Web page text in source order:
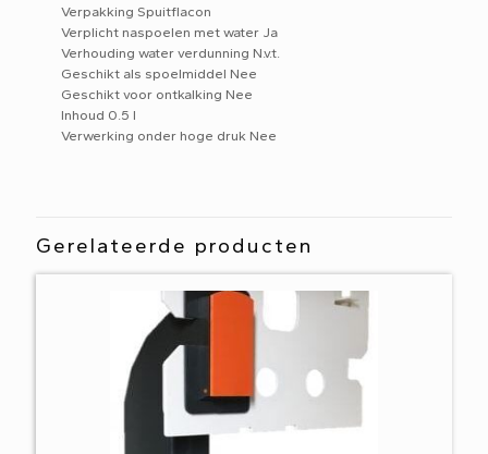
Verpakking Spuitflacon
Verplicht naspoelen met water Ja
Verhouding water verdunning N.v.t.
Geschikt als spoelmiddel Nee
Geschikt voor ontkalking Nee
Inhoud 0.5 l
Verwerking onder hoge druk Nee
Gerelateerde producten